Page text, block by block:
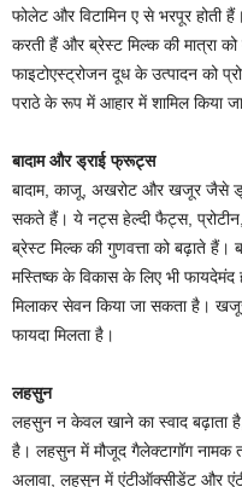
फोलेट और विटामिन ए से भरपूर होती
करती हैं और ब्रेस्ट मिल्क की मात्रा
फाइटोएस्ट्रोजन दूध के उत्पादन को
पराठे के रूप में आहार में शामिल किया
बादाम और ड्राई फ्रूट्स
बादाम, काजू, अखरोट और खजूर जैसे
सकते हैं। ये नट्स हेल्दी फैट्स, प्रोटीन,
ब्रेस्ट मिल्क की गुणवत्ता को बढ़ाते
मस्तिष्क के विकास के लिए भी फायदेमंद
मिलाकर सेवन किया जा सकता है।
फायदा मिलता है।
लहसुन
लहसुन न केवल खाने का स्वाद बढ़ाता
है। लहसुन में मौजूद गैलेक्टागॉग नामक
अलावा, लहसुन में एंटीऑक्सीडेंट और